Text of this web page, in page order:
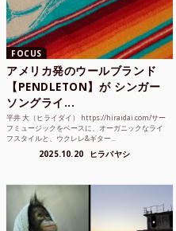
FOCUS
アメリカ発のウールブランド
【PENDLETON】が シンガー
ソングライ...
平井 大（ヒライダイ） https://hiraidai.com/サー
フミュージックをベースに、オーガニックなライ
フスタイルと、ウクレレ&ギター...
2025.10.20 ヒラバヤシ